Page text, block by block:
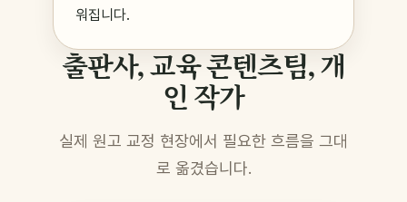
워집니다.
출판사, 교육 콘텐츠팀, 개
인 작가
실제 원고 교정 현장에서 필요한 흐름을 그대
로 옮겼습니다.